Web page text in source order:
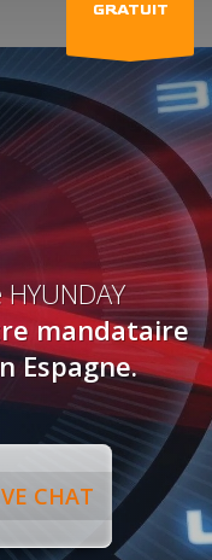
GRATUIT
mandataire
Espagne.
CHAT